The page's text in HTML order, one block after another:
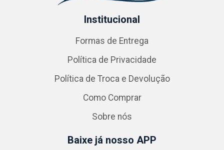
Institucional
Formas de Entrega
Política de Privacidade
Política de Troca e Devolução
Como Comprar
Sobre nós
Baixe já nosso APP